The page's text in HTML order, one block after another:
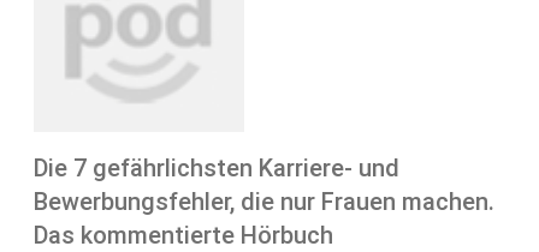
Die 7 gefährlichsten Karriere- und
Bewerbungsfehler, die nur Frauen machen.
Das kommentierte Hörbuch